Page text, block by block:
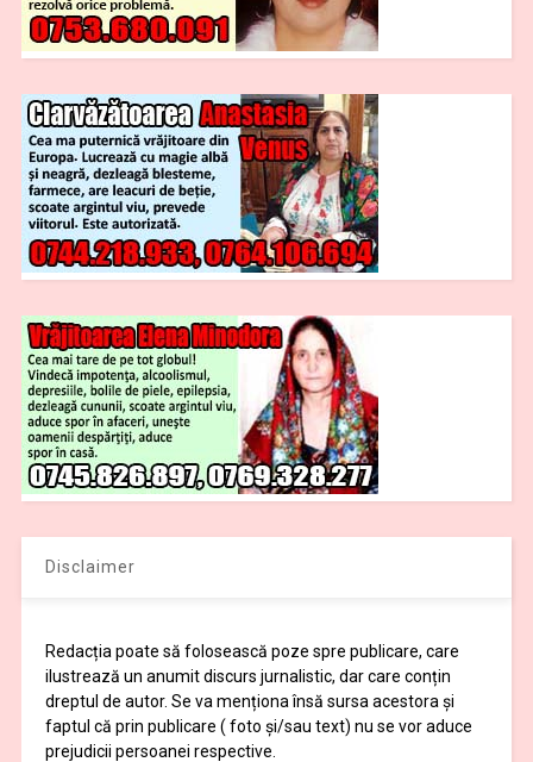
Disclaimer
Redacția poate să folosească poze spre publicare, care
ilustrează un anumit discurs jurnalistic, dar care conțin
dreptul de autor. Se va menționa însă sursa acestora și
faptul că prin publicare ( foto și/sau text) nu se vor aduce
prejudicii persoanei respective.